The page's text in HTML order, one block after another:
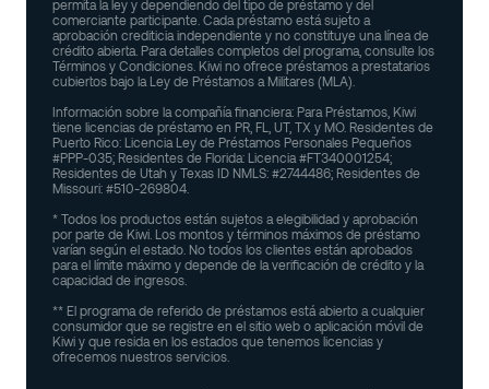
permita la ley y dependiendo del tipo de préstamo y del
comerciante participante. Cada préstamo está sujeto a
aprobación crediticia independiente y no constituye una línea de
crédito abierta. Para detalles completos del programa, consulte los
Términos y Condiciones. Kiwi no ofrece préstamos a prestatarios
cubiertos bajo la Ley de Préstamos a Militares (MLA).
Información sobre la compañía financiera: Para Préstamos, Kiwi
tiene licencias de préstamo en PR, FL, UT, TX y MO. Residentes de
Puerto Rico: Licencia Ley de Préstamos Personales Pequeños
#PPP-035; Residentes de Florida: Licencia #FT340001254;
Residentes de Utah y Texas ID NMLS: #2744486; Residentes de
Missouri: #510-269804.
* Todos los productos están sujetos a elegibilidad y aprobación
por parte de Kiwi. Los montos y términos máximos de préstamo
varían según el estado. No todos los clientes están aprobados
para el límite máximo y depende de la verificación de crédito y la
capacidad de ingresos.
** El programa de referido de préstamos está abierto a cualquier
consumidor que se registre en el sitio web o aplicación móvil de
Kiwi y que resida en los estados que tenemos licencias y
ofrecemos nuestros servicios.